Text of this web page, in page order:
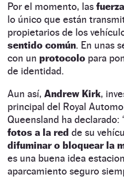
Por el momento, las
lo único que están
propietarios de los
sentido común. En unas
con un protocolo para
de identidad.
Aun así, Andrew Kirk,
principal del Royal
Queensland ha declarado:
fotos a la red de su
difuminar o bloquear la
es una buena idea
aparcamiento seguro